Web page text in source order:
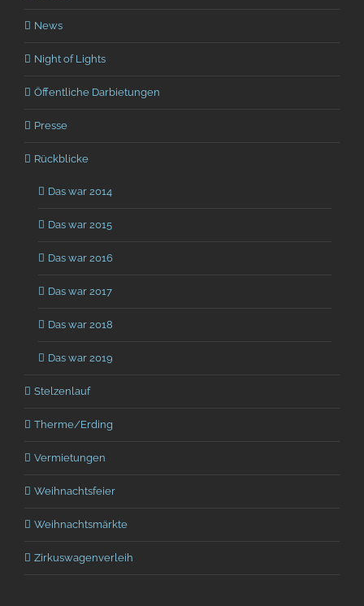
News
Night of Lights
Öffentliche Darbietungen
Presse
Rückblicke
Das war 2014
Das war 2015
Das war 2016
Das war 2017
Das war 2018
Das war 2019
Stelzenlauf
Therme/Erding
Vermietungen
Weihnachtsfeier
Weihnachtsmärkte
Zirkuswagenverleih